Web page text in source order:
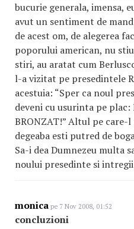
bucurie generala, imensa,
avut un sentiment de
de acest om, de alegerea
poporului american, nu
stiri, au aratat cum
l-a vizitat pe presedintele
acestuia: “Sper ca noul
deveni cu usurinta pe plac:
BRONZAT!” Altul pe care-
degeaba esti putred de
Sa-i dea Dumnezeu multa
noului presedinte si
monica pe 7 Nov 2008, 01:52
concluzioni